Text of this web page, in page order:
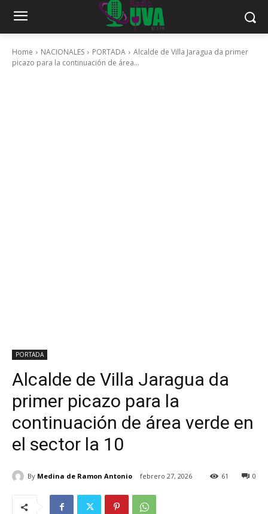
Home NACIONALES PORTADA
Alcalde de Villa Jaragua da primer
picazo para la continuación de área...
PORTADA
Alcalde de Villa Jaragua da
primer picazo para la
continuación de área verde en
el sector la 10
By Medina de Ramon Antonio febrero 27, 2026 0
61